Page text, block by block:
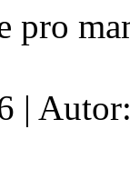
pro
|